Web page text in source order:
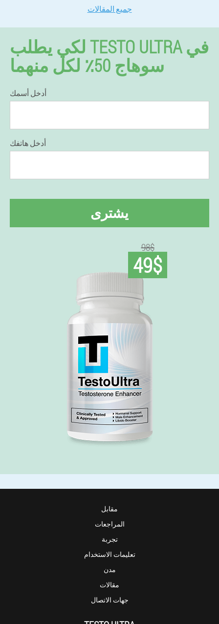
جميع المقالات
لكي يطلب TESTO ULTRA في
سوهاج 50٪ لكل منهما
أدخل أسمك
أدخل هاتفك
يشترى
98$
49$
مقابل
المراجعات
تجربة
تعليمات الاستخدام
مدن
مقالات
جهات الاتصال